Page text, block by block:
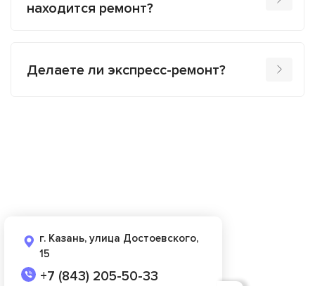
находится ремонт?
Делаете ли экспресс-ремонт?
г. Казань, улица Достоевского,
15
+7 (843) 205-50-33